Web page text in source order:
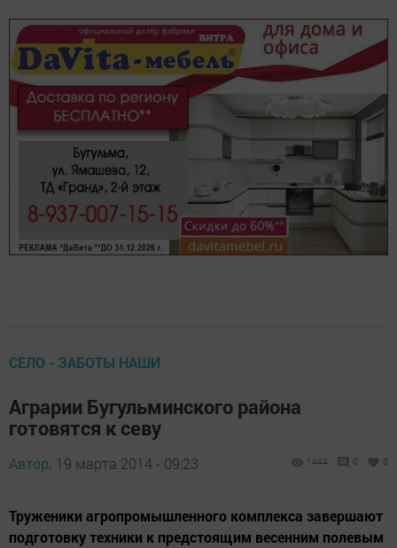
СЕЛО - ЗАБОТЫ НАШИ
Аграрии Бугульминского района
готовятся к севу
Автор, 19 марта 2014 - 09:23 1444 0 0
Труженики агропромышленного комплекса завершают
подготовку техники к предстоящим весенним полевым